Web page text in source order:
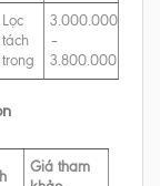
Lọc
tách
trong
3.000.000
–
3.800.000
Giá tham